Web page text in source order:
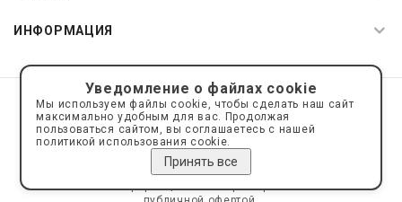
ИНФОРМАЦИЯ
© 2019—2026 Интернет пространство АкваРос
sale@a-ros.ru
Политика конфиденциальности
Политика обработки персональных данных
Сайт носит информационный характер и не является
Уведомление о файлах cookie
Мы используем файлы cookie, чтобы сделать наш сайт
максимально удобным для вас. Продолжая
пользоваться сайтом, вы соглашаетесь с нашей
политикой использования cookie.
Принять все